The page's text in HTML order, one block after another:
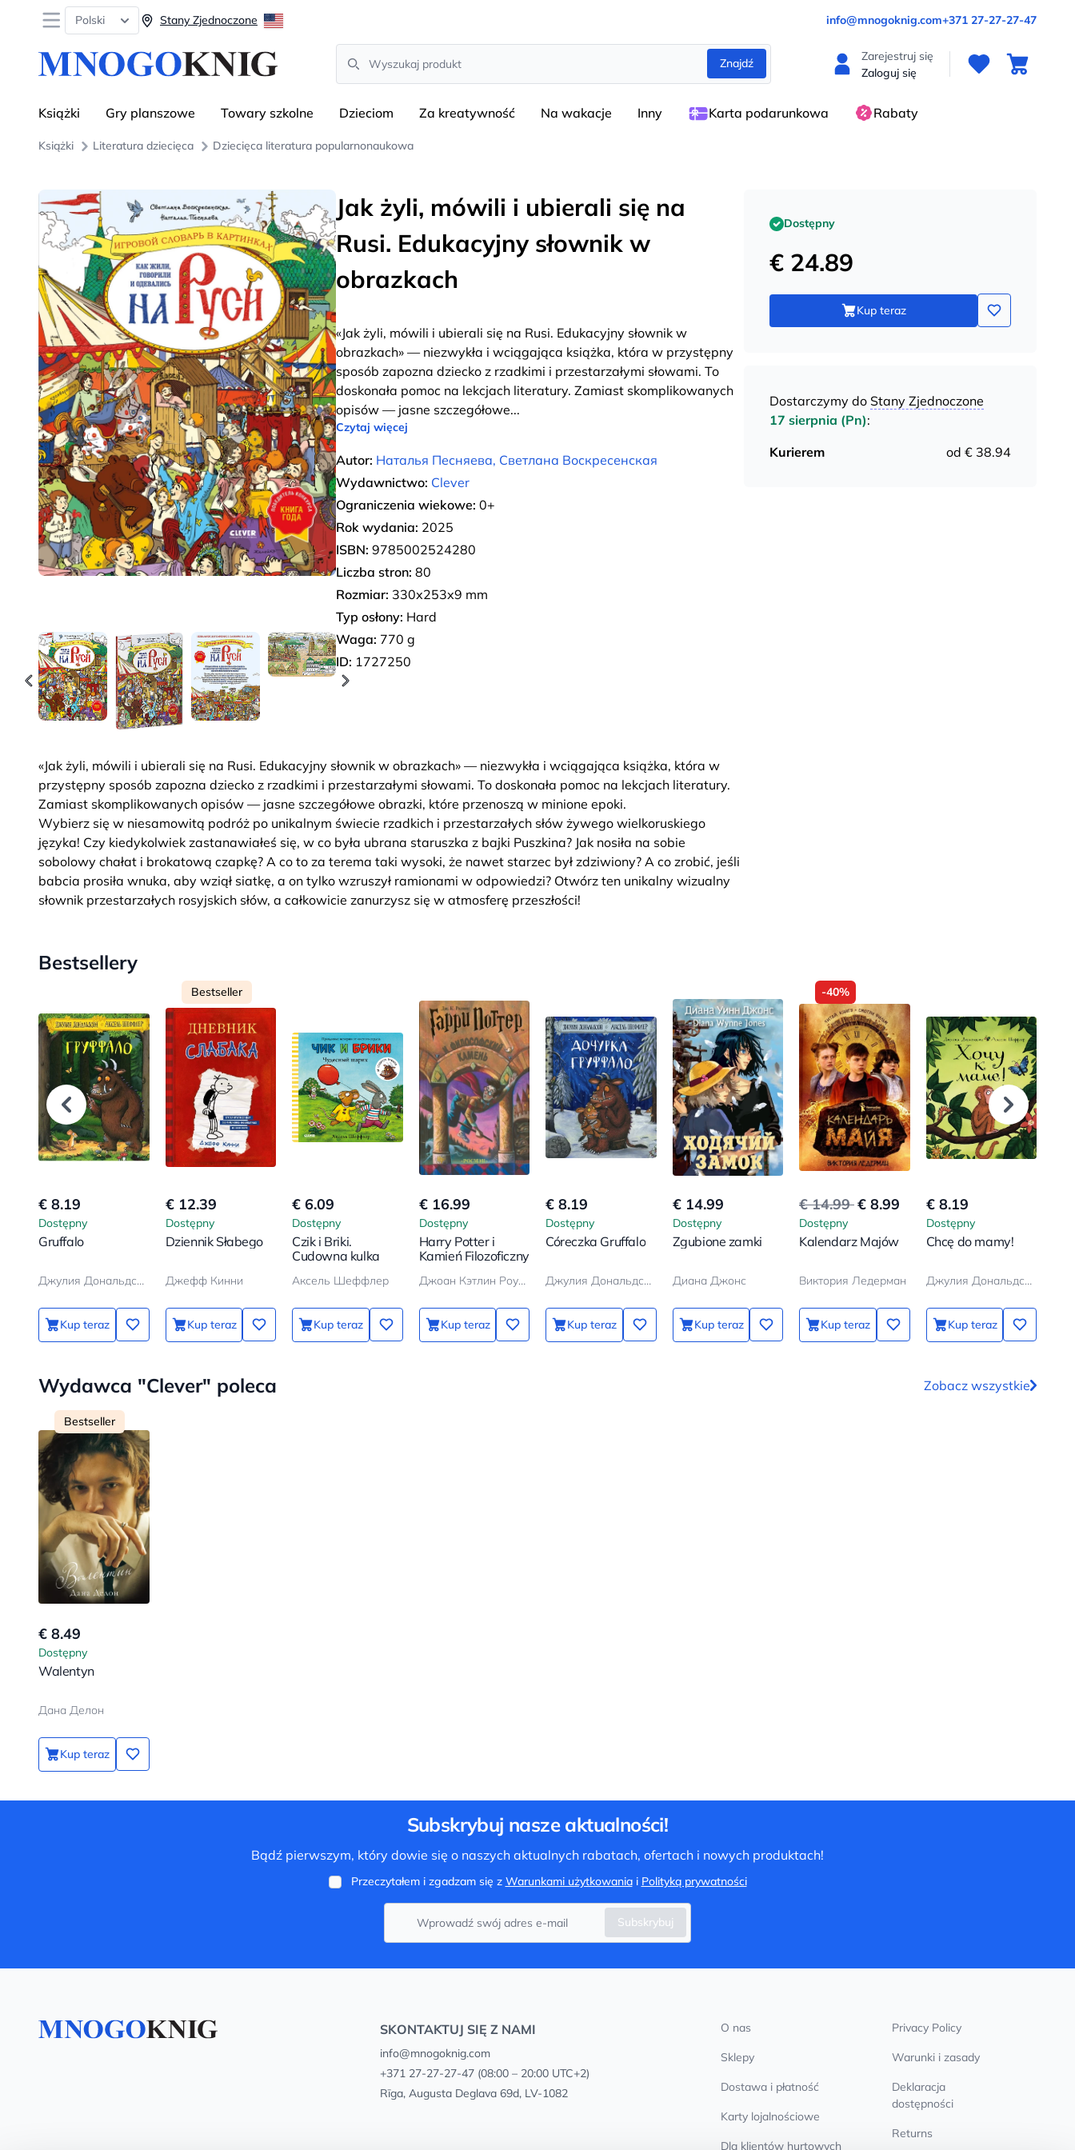
Open menu
Polski Stany Zjednoczone info@mnogoknig.com+371 27-27-27-47
Search
Znajdź
Zarejestruj się
Zaloguj się
Książki Gry planszowe Towary szkolne Dzieciom Za kreatywność Na wakacje Inny Karta podarunkowa Rabaty
Książki Literatura dziecięca Dziecięca literatura popularnonaukowa
Jak żyli, mówili i ubierali się na
Rusi. Edukacyjny słownik w
obrazkach
«Jak żyli, mówili i ubierali się na Rusi. Edukacyjny słownik w
obrazkach» — niezwykła i wciągająca książka, która w przystępny
sposób zapozna dziecko z rzadkimi i przestarzałymi słowami. To
doskonała pomoc na lekcjach literatury. Zamiast skomplikowanych
opisów — jasne szczegółowe...
Czytaj więcej
Autor: Наталья Песняева, Светлана Воскресенская
Wydawnictwo: Clever
Ograniczenia wiekowe: 0+
Rok wydania: 2025
ISBN: 9785002524280
Liczba stron: 80
Rozmiar: 330х253х9 mm
Typ osłony: Hard
Waga: 770 g
ID: 1727250
«Jak żyli, mówili i ubierali się na Rusi. Edukacyjny słownik w obrazkach» — niezwykła i wciągająca książka, która w
przystępny sposób zapozna dziecko z rzadkimi i przestarzałymi słowami. To doskonała pomoc na lekcjach literatury.
Zamiast skomplikowanych opisów — jasne szczegółowe obrazki, które przenoszą w minione epoki.
Wybierz się w niesamowitą podróż po unikalnym świecie rzadkich i przestarzałych słów żywego wielkoruskiego
języka! Czy kiedykolwiek zastanawiałeś się, w co była ubrana staruszka z bajki Puszkina? Jak nosiła na sobie
sobolowy chałat i brokatową czapkę? A co to za terema taki wysoki, że nawet starzec był zdziwiony? A co zrobić, jeśli
babcia prosiła wnuka, aby wziął siatkę, a on tylko wzruszył ramionami w odpowiedzi? Otwórz ten unikalny wizualny
słownik przestarzałych rosyjskich słów, a całkowicie zanurzysz się w atmosferę przeszłości!
Dostępny
€ 24.89
Kup teraz
Dostarczymy do Stany Zjednoczone
17 sierpnia (Pn):
Kurierem
od € 38.94
Bestsellery
€ 8.19
Dostępny
Gruffalo
Джулия Дональдсон, Аксель Шеффлер
Kup teraz
Bestseller
€ 12.39
Dostępny
Dziennik Słabego
Джефф Кинни
Kup teraz
€ 6.09
Dostępny
Czik i Briki.
Cudowna kulka
Аксель Шеффлер
Kup teraz
€ 16.99
Dostępny
Harry Potter i
Kamień Filozoficzny
Джоан Кэтлин Роулинг
Kup teraz
€ 8.19
Dostępny
Córeczka Gruffalo
Джулия Дональдсон
Kup teraz
€ 14.99
Dostępny
Zgubione zamki
Диана Джонс
Kup teraz
-40%
€ 14.99€ 8.99
Dostępny
Kalendarz Majów
Виктория Ледерман
Kup teraz
€ 8.19
Dostępny
Chcę do mamy!
Джулия Дональдсон, Аксель Шеффлер
Kup teraz
Wydawca "Clever" poleca Zobacz wszystkie
Bestseller
€ 8.49
Dostępny
Walentyn
Дана Делон
Kup teraz
Subskrybuj nasze aktualności!
Bądź pierwszym, który dowie się o naszych aktualnych rabatach, ofertach i nowych produktach!
Przeczytałem i zgadzam się z Warunkami użytkowaniai Polityką prywatności
Subskrybuj
SKONTAKTUJ SIĘ Z NAMI
info@mnogoknig.com
+371 27-27-27-47(08:00 – 20:00 UTC+2)
Rīga, Augusta Deglava 69d, LV-1082
O nas
Sklepy
Dostawa i płatność
Karty lojalnościowe
Dla klientów hurtowych
Privacy Policy
Warunki i zasady
Deklaracja
dostępności
Returns